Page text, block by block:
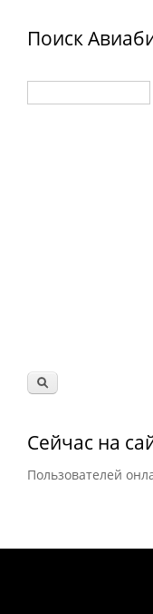
Поиск
Форма поиска
Сейчас на
Пользователей